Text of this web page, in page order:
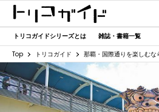
トリコガイドシリーズとは 雑誌・書籍一覧
Top トリコガイド 那覇・国際通りを楽しむ